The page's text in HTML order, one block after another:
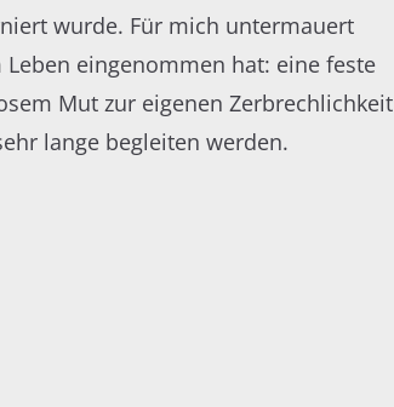
wurde. Für mich untermauert
Leben eingenommen hat: eine feste
Mut zur eigenen Zerbrechlichkeit
lange begleiten werden.